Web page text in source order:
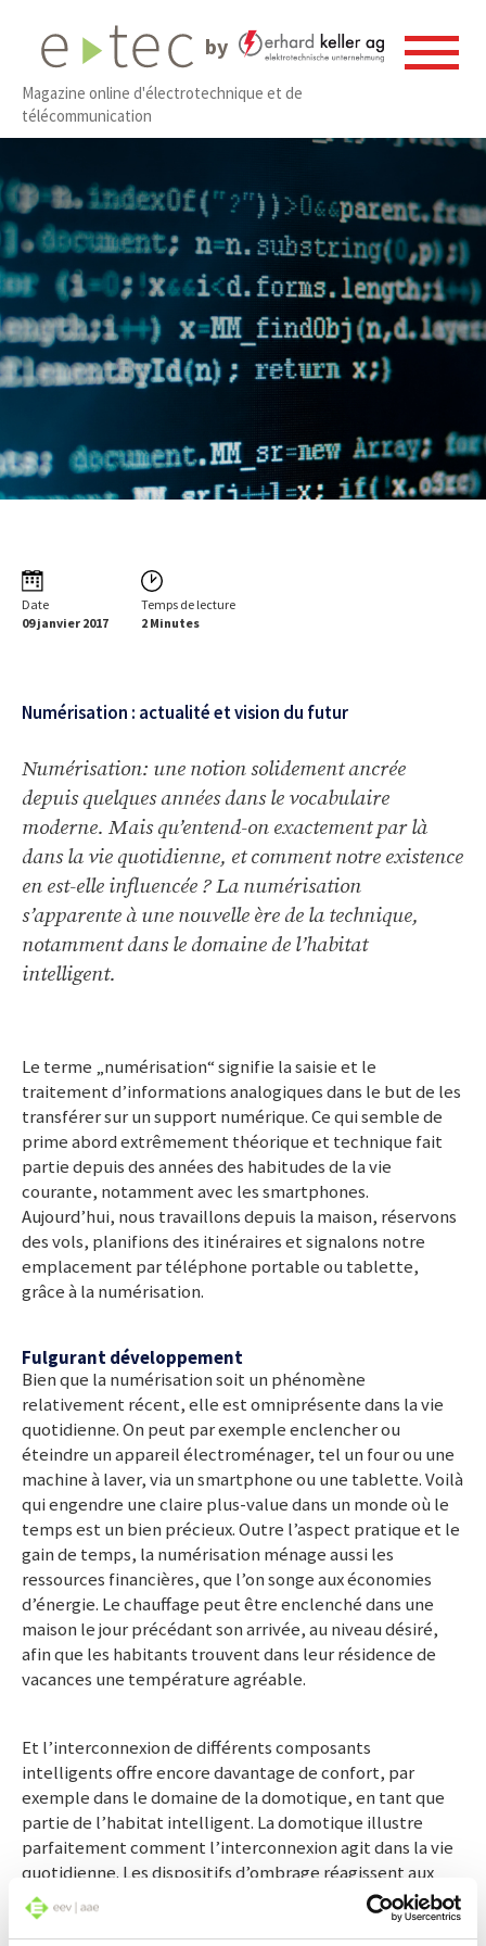
by
Magazine online d'électrotechnique et de
télécommunication
Date
09 janvier 2017
Temps de lecture
2 Minutes
Numérisation : actualité et vision du futur
Numérisation: une notion solidement ancrée
depuis quelques années dans le vocabulaire
moderne. Mais qu’entend-on exactement par là
dans la vie quotidienne, et comment notre existence
en est-elle influencée ? La numérisation
s’apparente à une nouvelle ère de la technique,
notamment dans le domaine de l’habitat
intelligent.
Le terme „numérisation“ signifie la saisie et le
traitement d’informations analogiques dans le but de les
transférer sur un support numérique. Ce qui semble de
prime abord extrêmement théorique et technique fait
partie depuis des années des habitudes de la vie
courante, notamment avec les smartphones.
Aujourd’hui, nous travaillons depuis la maison, réservons
des vols, planifions des itinéraires et signalons notre
emplacement par téléphone portable ou tablette,
grâce à la numérisation.
Fulgurant développement
Bien que la numérisation soit un phénomène
relativement récent, elle est omniprésente dans la vie
quotidienne. On peut par exemple enclencher ou
éteindre un appareil électroménager, tel un four ou une
machine à laver, via un smartphone ou une tablette. Voilà
qui engendre une claire plus-value dans un monde où le
temps est un bien précieux. Outre l’aspect pratique et le
gain de temps, la numérisation ménage aussi les
ressources financières, que l’on songe aux économies
d’énergie. Le chauffage peut être enclenché dans une
maison le jour précédant son arrivée, au niveau désiré,
afin que les habitants trouvent dans leur résidence de
vacances une température agréable.
Et l’interconnexion de différents composants
intelligents offre encore davantage de confort, par
exemple dans le domaine de la domotique, en tant que
partie de l’habitat intelligent. La domotique illustre
parfaitement comment l’interconnexion agit dans la vie
quotidienne. Les dispositifs d’ombrage réagissent aux
changements météorologiques. Si la température
extérieure dépasse une certaine valeur, les stores se